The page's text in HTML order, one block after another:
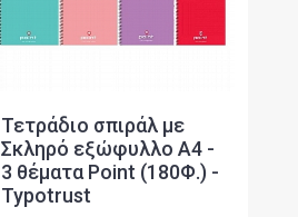
Τετράδιο σπιράλ με
Σκληρό εξώφυλλο Α4 -
3 θέματα Point (180Φ.) -
Typotrust